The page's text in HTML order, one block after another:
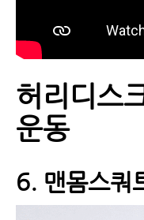
디스크 내장
허리디스
운동
6. 맨몸스쿼